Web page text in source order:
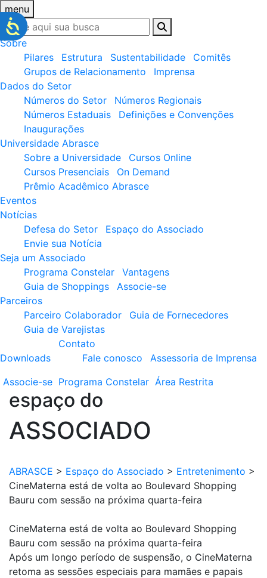
menu
Sobre
Pilares
Estrutura Sustentabilidade
Comitês
Grupos de Relacionamento
Imprensa
Dados do Setor
Números do Setor
Números Regionais
Números Estaduais
Definições e Convenções
Inaugurações
Universidade Abrasce
Sobre a Universidade
Cursos Online
Cursos Presenciais
On Demand
Prêmio Acadêmico Abrasce
Eventos
Notícias
Defesa do Setor
Espaço do Associado
Envie sua Notícia
Seja um Associado
Programa Constelar
Vantagens
Guia de Shoppings
Associe-se
Parceiros
Parceiro Colaborador
Guia de Fornecedores
Guia de Varejistas
Downloads
Contato
Fale conosco
Assessoria de Imprensa
Associe-se Programa Constelar Área Restrita
espaço do
ASSOCIADO
ABRASCE > Espaço do Associado > Entretenimento >
CineMaterna está de volta ao Boulevard Shopping
Bauru com sessão na próxima quarta-feira
CineMaterna está de volta ao Boulevard Shopping
Bauru com sessão na próxima quarta-feira
Após um longo período de suspensão, o CineMaterna
retoma as sessões especiais para mamães e papais